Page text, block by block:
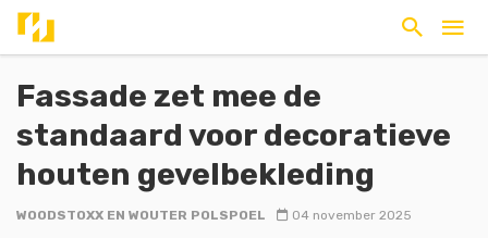
Fassade zet mee de
standaard voor decoratieve
houten gevelbekleding
WOODSTOXX EN WOUTER POLSPOEL 04 november 2025